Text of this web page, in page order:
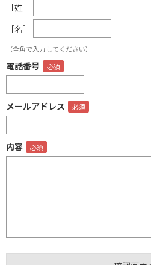
［姓］
［名］
（全角で入力してください）
電話番号
メールアドレス
内容